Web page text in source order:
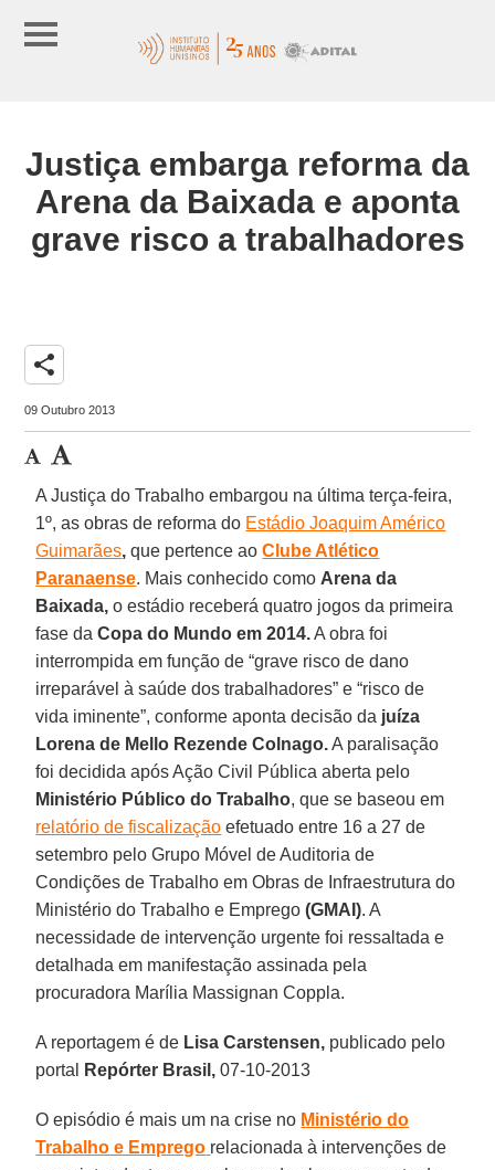
Justiça embarga reforma da
Arena da Baixada e aponta
grave risco a trabalhadores
share
09 Outubro 2013
A Justiça do Trabalho embargou na última terça-feira,
1º, as obras de reforma do Estádio Joaquim Américo
Guimarães, que pertence aoClube Atlético
Paranaense. Mais conhecido como Arena da
Baixada, o estádio receberá quatro jogos da primeira
fase daCopa do Mundo em 2014.A obra foi
interrompida em função de “grave risco de dano
irreparável à saúde dos trabalhadores” e “risco de
vida iminente”, conforme aponta decisão da juíza
Lorena de Mello Rezende Colnago.A paralisação
foi decidida após Ação Civil Pública aberta pelo
Ministério Público do Trabalho, que se baseou em
relatório de fiscalização efetuado entre 16 a 27 de
setembro pelo Grupo Móvel de Auditoria de
Condições de Trabalho em Obras de Infraestrutura do
Ministério do Trabalho e Emprego (GMAI). A
necessidade de intervenção urgente foi ressaltada e
detalhada em manifestação assinada pela
procuradora Marília Massignan Coppla.
A reportagem é de Lisa Carstensen, publicado pelo
portal
Repórter Brasil, 07-10-2013
O episódio é mais um na crise no Ministério do
Trabalho e Emprego relacionada à intervenções de